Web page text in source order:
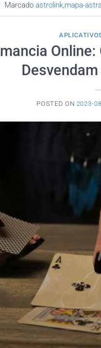
Marcado astrolink,mapa-
Online:
POSTED ON 2023-